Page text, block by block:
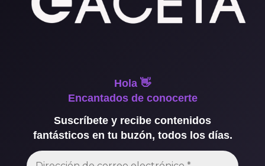
Hola 👋
Encantados de conocerte
Suscríbete y recibe contenidos
fantásticos en tu buzón, todos los días.